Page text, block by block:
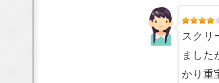
スクリ
ました
かり重